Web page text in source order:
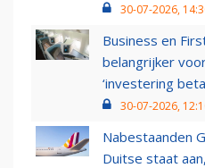
30-07-2026,
Business en
belangrijker
‘investering
30-07-2026,
Nabestaanden
Duitse staat